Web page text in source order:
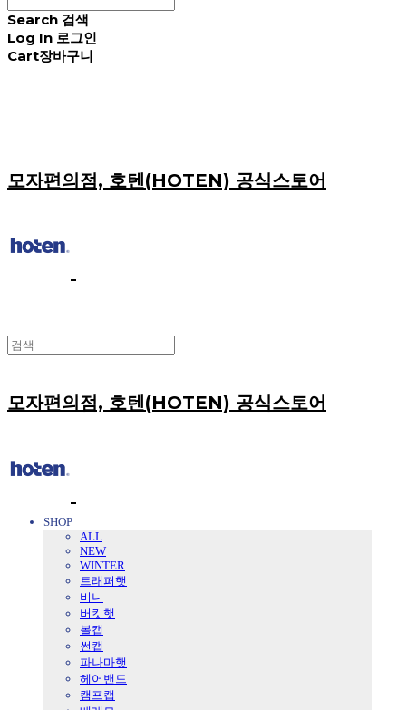
Search 검색
Log In 로그인
Cart장바구니
모자편의점, 호텐(HOTEN) 공식스토어
모자편의점, 호텐(HOTEN) 공식스토어
SHOP
ALL
NEW
WINTER
트래퍼햇
비니
버킷햇
볼캡
썬캡
파나마햇
헤어밴드
캠프캡